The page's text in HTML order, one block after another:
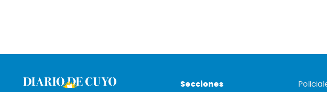
Secciones